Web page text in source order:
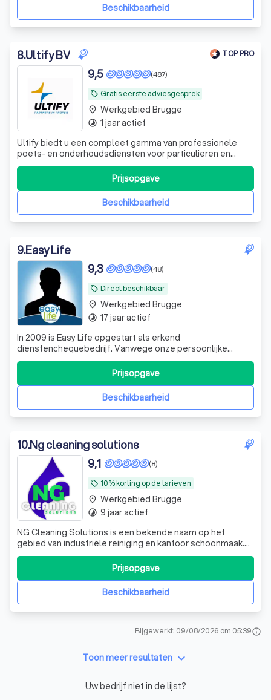
Beschikbaarheid
8.Ultify BV TOP PRO
local_offer Gratis eerste adviesgesprek
(487)
9,5
Ultify biedt u een compleet gamma van professionele
poets- en onderhoudsdiensten voor particulieren en
bedrijven: professionele schoonmaak, ramenwas,
schoorsteenvegen en ontmossingen.
Beschikbaarheid
Prijsopgave
place Werkgebied Brugge
timelapse 1 jaar actief
9.Easy Life
local_offer Direct beschikbaar
(48)
9,3
In 2009 is Easy Life opgestart als erkend
dienstenchequebedrijf. Vanwege onze persoonlijke
servicegerichtheid naar zowel klant als werknemer, zijn wij
in een korte tijd uitgegroeid tot één van de sterkste en
bekendste poetsbureaus in de markt van
dienstencheques. Momenteel hebben wij een uitgebreid
Beschikbaarheid
Prijsopgave
place Werkgebied Brugge
timelapse 17 jaar actief
10.Ng cleaning solutions
local_offer 10% korting op de tarieven
(8)
9,1
NG Cleaning Solutions is een bekende naam op het
gebied van industriële reiniging en kantoor schoonmaak.
Op basis van een klantgerichte aanpak, jaren aan ervaring
in het vak, en een gepassioneerde toewijding aan het werk
leveren wij de diensten die bij u passen. Dat geldt voor
zowel eenmalige schoonBeschikbaarheid
Prijsopgave
place Werkgebied Brugge
timelapse 9 jaar actief
Bijgewerkt: 09/08/2026 om 05:39info
Toon meer resultaten keyboard_arrow_down
Uw bedrijf niet in de lijst?